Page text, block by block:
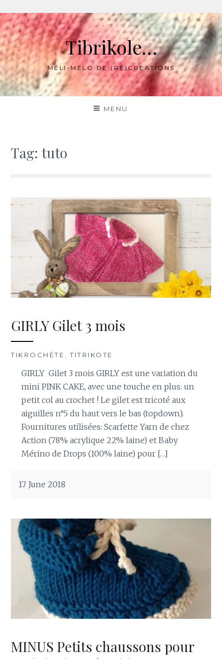
Skip
to
content
Tibrikole…
MÉLI-MÉLO DE (RÉ)CREATIONS
MENU
Tag:tuto
GIRLY Gilet 3 mois
TIKROCHÈTE ,TITRIKOTE
GIRLY Gilet 3 mois GIRLY est une variation du
mini PINK CAKE, avec une touche en plus: un
petit col au crochet ! Le gilet est tricoté aux
aiguilles n°5 du haut vers le bas (topdown).
Fournitures utilisées: Scarfette Yarn de chez
Action (78% acrylique 22% laine) et Baby
Mérino de Drops (100% laine) pour […]
17 June 2018
MINUS Petits chaussons pour